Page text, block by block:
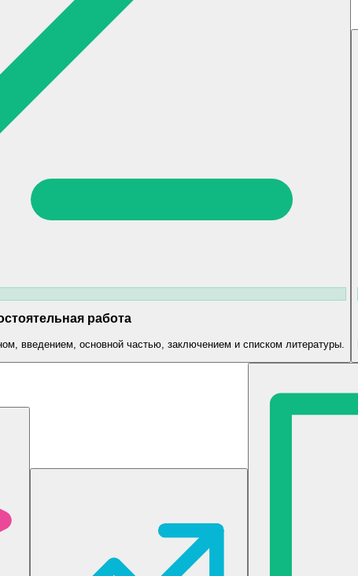
работа
введением, основной частью, заключением и списком литературы.